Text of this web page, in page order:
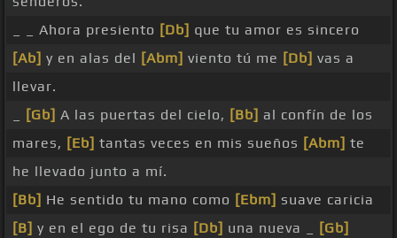
_ _ Ahora presiento [Db] que tu amor es sincero
[Ab] y en alas del [Abm] viento tú me [Db] vas a
llevar.
[Gb] A las puertas del cielo, [Bb] al confín de los
mares, [Eb] tantas veces en mis sueños [Abm] te
he llevado junto a mí.
[Bb] He sentido tu mano como [Ebm] suave caricia
[B] y en el ego de tu risa [Db] una nueva _
[Gb]